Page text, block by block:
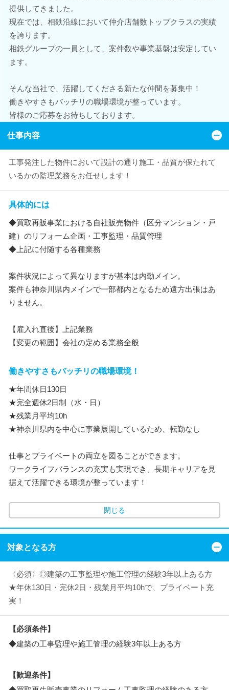
提供してきました。
現在では、相鉄沿線において仲介店舗数トップクラスの実績
を誇ります。
相鉄グループの一員として、案件数や事業基盤は安定してい
ます。
そんな当社で、活躍してくださる新たな仲間を募集中！
働きやすさもバッチリの職場環境が整っています。
皆様のご応募をお待ちしております。
仕事内容
工事発注した物件において設計の通り施工・品質が保たれて
いるかの監理業務をお任せします！
具体的には
◆買取再販事業における自社販売物件（区分マンション・戸
建）のリフォーム企画・工事監理・品質管理
◆上記に付随する各種業務
案件状況によって異なりますが基本は内勤メイン。
案件も神奈川県内メインで一部都内となるため遠方出張はあ
りません。
【雇入れ直後】上記業務
【変更の範囲】会社の定める業務全般
働きやすさもバッチリの職場環境！
★年間休日130日
★完全週休2日制（水・日）
★残業月平均10h
★神奈川県内を中心に事業展開しているため、転勤なし
仕事とプライベートの両立を図ることができます。
ワークライフバランスの充実も実現でき、長期キャリアを見
据えて活躍できる環境が整っています！
閉じる
対象となる方
〈必須〉◎建築の工事監理や施工管理の経験3年以上ある方
★年休130日・完休2日・残業月平均10hで、プライベート充
実！
【必須条件】
◆建築の工事監理や施工管理の経験3年以上ある方
【歓迎条件】